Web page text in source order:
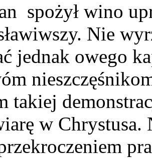
spożył wino
Nie
jednak owego
takiej
w Chrystusa.